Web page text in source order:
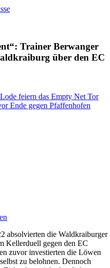
Trainer Berwanger
über den EC
absolvierten die Waldkraiburger
Kellerduell gegen den EC
zuvor investierten die Löwen
zu belohnen. Dennoch